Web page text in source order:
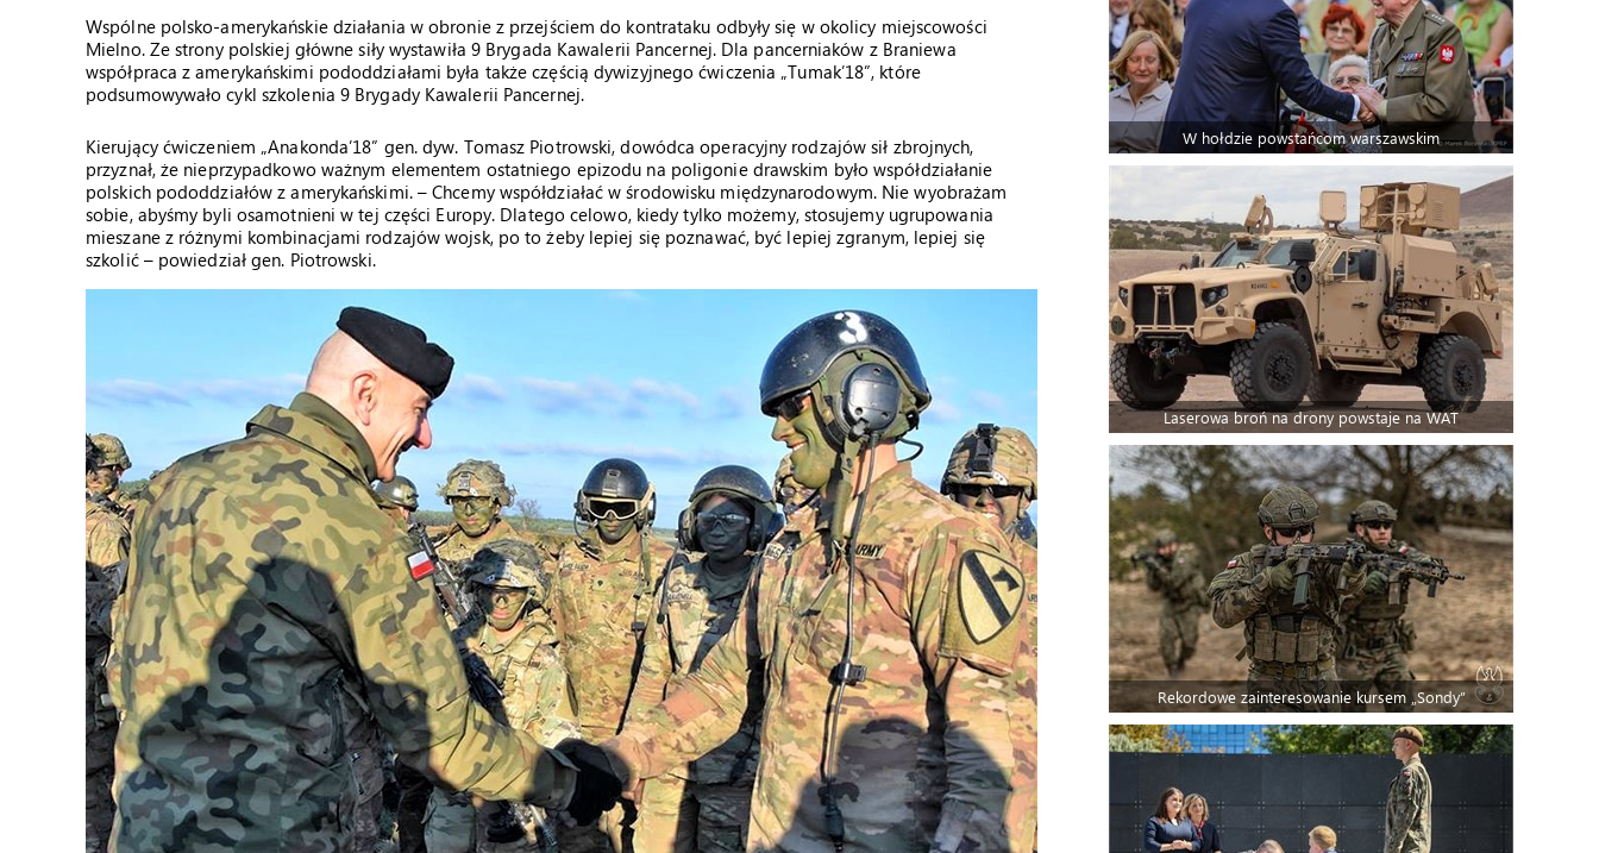
Wspólne polsko-amerykańskie działania w obronie z przejściem do kontrataku odbyły się w okolicy miejscowości
Mielno. Ze strony polskiej główne siły wystawiła 9 Brygada Kawalerii Pancernej. Dla pancerniaków z Braniewa
współpraca z amerykańskimi pododdziałami była także częścią dywizyjnego ćwiczenia „Tumak’18”, które
podsumowywało cykl szkolenia 9 Brygady Kawalerii Pancernej.
Kierujący ćwiczeniem „Anakonda’18” gen. dyw. Tomasz Piotrowski, dowódca operacyjny rodzajów sił zbrojnych,
przyznał, że nieprzypadkowo ważnym elementem ostatniego epizodu na poligonie drawskim było współdziałanie
polskich pododdziałów z amerykańskimi. – Chcemy współdziałać w środowisku międzynarodowym. Nie wyobrażam
sobie, abyśmy byli osamotnieni w tej części Europy. Dlatego celowo, kiedy tylko możemy, stosujemy ugrupowania
mieszane z różnymi kombinacjami rodzajów wojsk, po to żeby lepiej się poznawać, być lepiej zgranym, lepiej się
szkolić – powiedział gen. Piotrowski.
W hołdzie powstańcom warszawskim
Laserowa broń na drony powstaje na WAT
Rekordowe zainteresowanie kursem „Sondy”